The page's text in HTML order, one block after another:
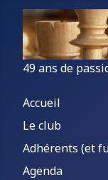
49 ans de
Accueil
Le club
Adhérents (et
Agenda